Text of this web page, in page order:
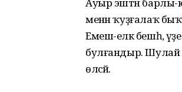
менән ҡуҙғалаҡ
Емеш-еләк бешһә,
булғандыр. Шулай
өләсәй.